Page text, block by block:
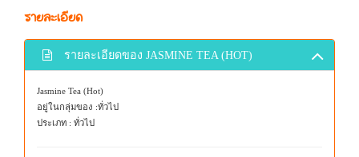
รายละเอียด
รายละเอียดของ JASMINE TEA (HOT)
Jasmine Tea (Hot)
อยู่ในกลุ่มของ :ทั่วไป
ประเภท : ทั่วไป